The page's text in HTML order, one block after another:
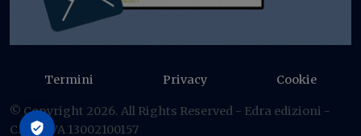
Termini Privacy Cookie
© Copyright 2026. All Rights Reserved - Edra edizioni -
C.F./P IVA 13002100157